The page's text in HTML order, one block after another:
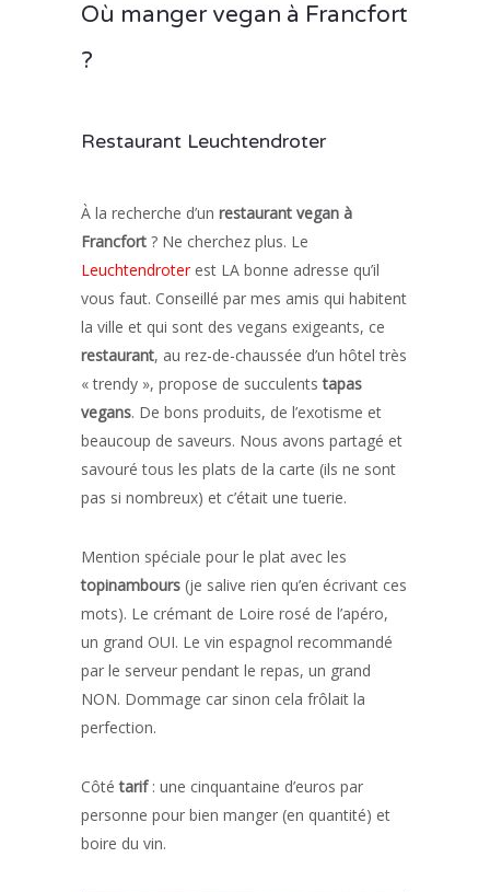
Où manger vegan à Francfort
?
Restaurant Leuchtendroter
À la recherche d’un restaurant vegan à
Francfort ? Ne cherchez plus. Le
Leuchtendroterest LA bonne adresse qu’il
vous faut. Conseillé par mes amis qui habitent
la ville et qui sont des vegans exigeants, ce
restaurant, au rez-de-chaussée d’un hôtel très
« trendy », propose de succulentstapas
vegans. De bons produits, de l’exotisme et
beaucoup de saveurs. Nous avons partagé et
savouré tous les plats de la carte (ils ne sont
pas si nombreux) et c’était une tuerie.
Mention spéciale pour le plat avec les
topinambours (je salive rien qu’en écrivant ces
mots). Le crémant de Loire rosé de l’apéro,
un grand OUI. Le vin espagnol recommandé
par le serveur pendant le repas, un grand
NON. Dommage car sinon cela frôlait la
perfection.
Côtétarif: une cinquantaine d’euros par
personne pour bien manger (en quantité) et
boire du vin.